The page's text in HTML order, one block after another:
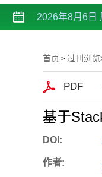
2026年8月6日
首页 > 过刊浏览
PDF
基于
DOI:
作者: